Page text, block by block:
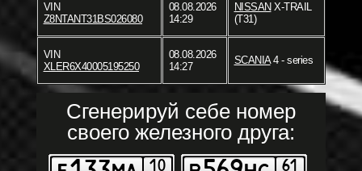
VIN
Z8NTANT31BS026080
08.08.2026
14:29
NISSAN X-TRAIL
(T31)
VIN
XLER6X40005195250
08.08.2026
14:27
SCANIA4 - series
Сгенерируй себе номер
своего железного друга: